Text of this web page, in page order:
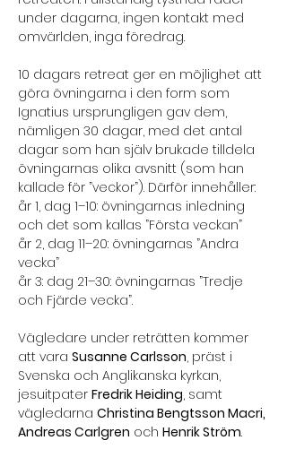
under dagarna, ingen kontakt med
omvärlden, inga föredrag.
10 dagars retreat ger en möjlighet att
göra övningarna i den form som
Ignatius ursprungligen gav dem,
nämligen 30 dagar, med det antal
dagar som han själv brukade tilldela
övningarnas olika avsnitt (som han
kallade för ”veckor”). Därför innehåller:
år 1, dag 1–10: övningarnas inledning
och det som kallas ”Första veckan”
år 2, dag 11–20: övningarnas ”Andra
vecka”
år 3: dag 21–30: övningarnas ”Tredje
och Fjärde vecka”.
Vägledare under reträtten kommer
att vara Susanne Carlsson, präst i
Svenska och Anglikanska kyrkan,
jesuitpater Fredrik Heiding, samt
vägledarna Christina Bengtsson Macri,
Andreas Carlgren och Henrik Ström.